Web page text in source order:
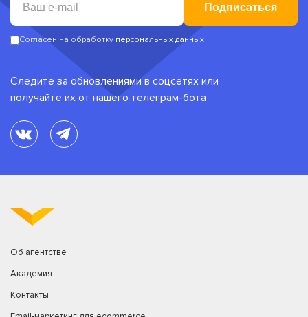
Подписаться
Согласен на обработку персональных данных
Следите за обновлениями в соцсетях или
получайте их от нашего телеграм-бота
Об агентстве
Академия
Контакты